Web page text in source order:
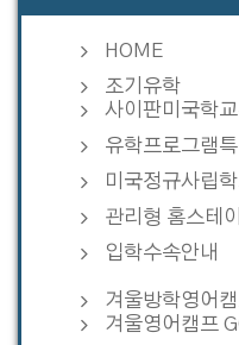
HOME
조기유학
사이판미국학
유학프로그램
미국정규사립
관리형 홈스테이
입학수속안내
겨울방학영어
겨울영어캠프